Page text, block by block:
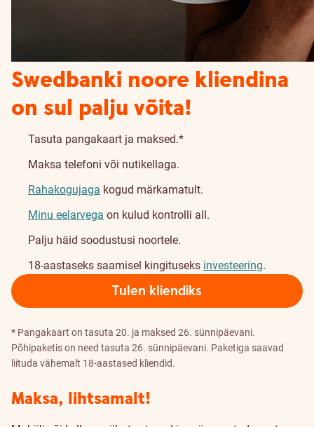
Swedbanki noore kliendina
on sul palju võita!
Tasuta pangakaart ja maksed.*
Maksa telefoni või nutikellaga.
Rahakogujaga kogud märkamatult.
Minu eelarvega on kulud kontrolli all.
Palju häid soodustusi noortele.
18-aastaseks saamisel kingituseks investeering.
Tulen kliendiks
* Pangakaart on tasuta 20. ja maksed 26. sünnipäevani.
Põhipaketis on need tasuta 26. sünnipäevani. Paketiga saavad
liituda vähemalt 18-aastased kliendid.
Maksa, lihtsamalt!